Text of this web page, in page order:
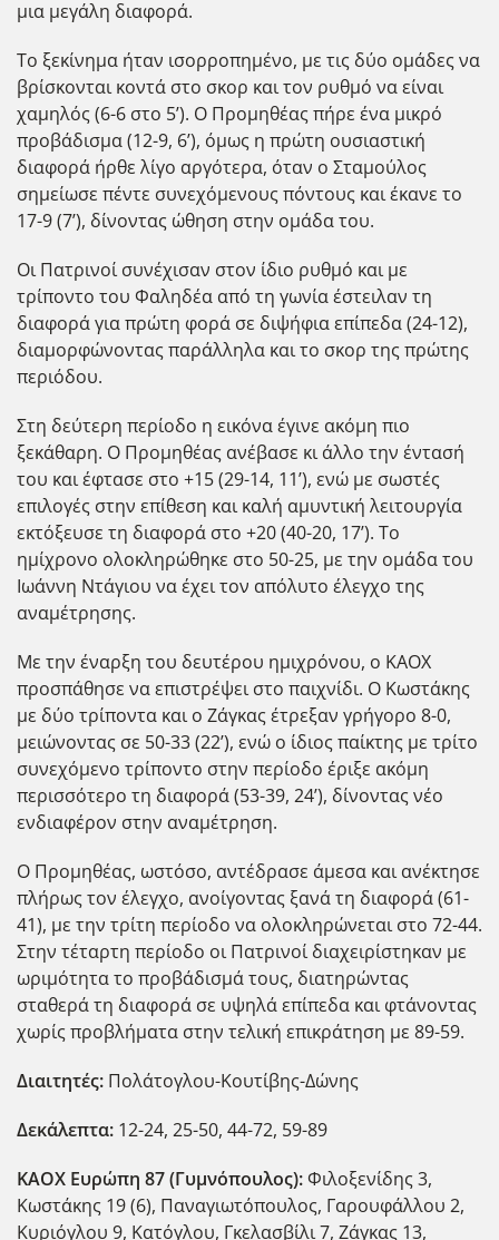
μια μεγάλη διαφορά.
Το ξεκίνημα ήταν ισορροπημένο, με τις δύο ομάδες να
βρίσκονται κοντά στο σκορ και τον ρυθμό να είναι
χαμηλός (6-6 στο 5’). Ο Προμηθέας πήρε ένα μικρό
προβάδισμα (12-9, 6’), όμως η πρώτη ουσιαστική
διαφορά ήρθε λίγο αργότερα, όταν ο Σταμούλος
σημείωσε πέντε συνεχόμενους πόντους και έκανε το
17-9 (7’), δίνοντας ώθηση στην ομάδα του.
Οι Πατρινοί συνέχισαν στον ίδιο ρυθμό και με
τρίποντο του Φαληδέα από τη γωνία έστειλαν τη
διαφορά για πρώτη φορά σε διψήφια επίπεδα (24-12),
διαμορφώνοντας παράλληλα και το σκορ της πρώτης
περιόδου.
Στη δεύτερη περίοδο η εικόνα έγινε ακόμη πιο
ξεκάθαρη. Ο Προμηθέας ανέβασε κι άλλο την έντασή
του και έφτασε στο +15 (29-14, 11’), ενώ με σωστές
επιλογές στην επίθεση και καλή αμυντική λειτουργία
εκτόξευσε τη διαφορά στο +20 (40-20, 17’). Το
ημίχρονο ολοκληρώθηκε στο 50-25, με την ομάδα του
Ιωάννη Ντάγιου να έχει τον απόλυτο έλεγχο της
αναμέτρησης.
Με την έναρξη του δευτέρου ημιχρόνου, ο ΚΑΟΧ
προσπάθησε να επιστρέψει στο παιχνίδι. Ο Κωστάκης
με δύο τρίποντα και ο Ζάγκας έτρεξαν γρήγορο 8-0,
μειώνοντας σε 50-33 (22’), ενώ ο ίδιος παίκτης με τρίτο
συνεχόμενο τρίποντο στην περίοδο έριξε ακόμη
περισσότερο τη διαφορά (53-39, 24’), δίνοντας νέο
ενδιαφέρον στην αναμέτρηση.
Ο Προμηθέας, ωστόσο, αντέδρασε άμεσα και ανέκτησε
πλήρως τον έλεγχο, ανοίγοντας ξανά τη διαφορά (61-
41), με την τρίτη περίοδο να ολοκληρώνεται στο 72-44.
Στην τέταρτη περίοδο οι Πατρινοί διαχειρίστηκαν με
ωριμότητα το προβάδισμά τους, διατηρώντας
σταθερά τη διαφορά σε υψηλά επίπεδα και φτάνοντας
χωρίς προβλήματα στην τελική επικράτηση με 89-59.
Διαιτητές: Πολάτογλου-Κουτίβης-Δώνης
Δεκάλεπτα: 12-24, 25-50, 44-72, 59-89
ΚΑΟΧ Ευρώπη 87 (Γυμνόπουλος):Φιλοξενίδης 3,
Κωστάκης 19 (6), Παναγιωτόπουλος, Γαρουφάλλου 2,
Κυριόγλου 9, Κατόγλου, Γκελασβίλι 7, Ζάγκας 13,